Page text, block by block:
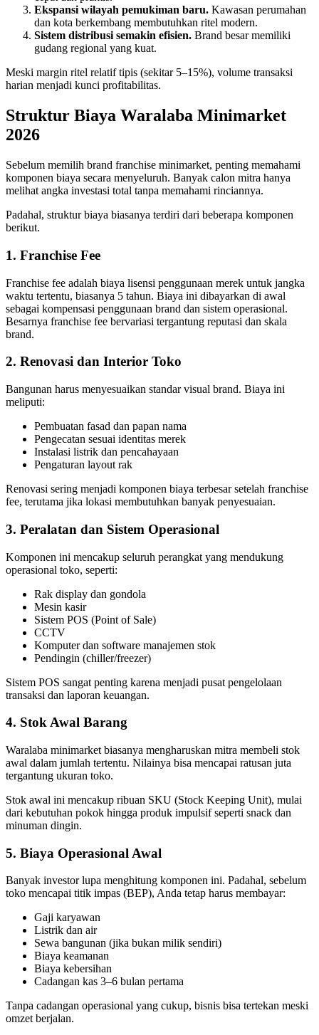
Ekspansi wilayah pemukiman baru. Kawasan perumahan
dan kota berkembang membutuhkan ritel modern.
Sistem distribusi semakin efisien. Brand besar memiliki
gudang regional yang kuat.
Meski margin ritel relatif tipis (sekitar 5–15%), volume transaksi
harian menjadi kunci profitabilitas.
Struktur Biaya Waralaba Minimarket
2026
Sebelum memilih brand franchise minimarket, penting memahami
komponen biaya secara menyeluruh. Banyak calon mitra hanya
melihat angka investasi total tanpa memahami rinciannya.
Padahal, struktur biaya biasanya terdiri dari beberapa komponen
berikut.
1. Franchise Fee
Franchise fee adalah biaya lisensi penggunaan merek untuk jangka
waktu tertentu, biasanya 5 tahun. Biaya ini dibayarkan di awal
sebagai kompensasi penggunaan brand dan sistem operasional.
Besarnya franchise fee bervariasi tergantung reputasi dan skala
brand.
2. Renovasi dan Interior Toko
Bangunan harus menyesuaikan standar visual brand. Biaya ini
meliputi:
Pembuatan fasad dan papan nama
Pengecatan sesuai identitas merek
Instalasi listrik dan pencahayaan
Pengaturan layout rak
Renovasi sering menjadi komponen biaya terbesar setelah franchise
fee, terutama jika lokasi membutuhkan banyak penyesuaian.
3. Peralatan dan Sistem Operasional
Komponen ini mencakup seluruh perangkat yang mendukung
operasional toko, seperti:
Rak display dan gondola
Mesin kasir
Sistem POS (Point of Sale)
CCTV
Komputer dan software manajemen stok
Pendingin (chiller/freezer)
Sistem POS sangat penting karena menjadi pusat pengelolaan
transaksi dan laporan keuangan.
4. Stok Awal Barang
Waralaba minimarket biasanya mengharuskan mitra membeli stok
awal dalam jumlah tertentu. Nilainya bisa mencapai ratusan juta
tergantung ukuran toko.
Stok awal ini mencakup ribuan SKU (Stock Keeping Unit), mulai
dari kebutuhan pokok hingga produk impulsif seperti snack dan
minuman dingin.
5. Biaya Operasional Awal
Banyak investor lupa menghitung komponen ini. Padahal, sebelum
toko mencapai titik impas (BEP), Anda tetap harus membayar:
Gaji karyawan
Listrik dan air
Sewa bangunan (jika bukan milik sendiri)
Biaya keamanan
Biaya kebersihan
Cadangan kas 3–6 bulan pertama
Tanpa cadangan operasional yang cukup, bisnis bisa tertekan meski
omzet berjalan.